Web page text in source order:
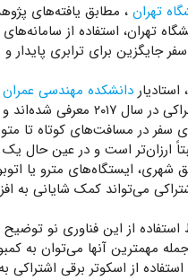
تهران ، مطابق یافته‌های
تهران، استفاده از
جایگزین برای ترابری پایدار و
، استادیار دانشکده مهندسی عمران
سامانه‌های اسکوتر برقی اشتراکی در سال
سفر در مسافت‌های کوتاه تا
ارزان‌تر است و در عین حال
شهری، ایستگاه‌های مترو یا
اشتراکی می‌تواند کمک شایانی
استفاده از این فناوری نو
مهمترین آنها می‌توان به
از اسکوتر برقی اشتراکی